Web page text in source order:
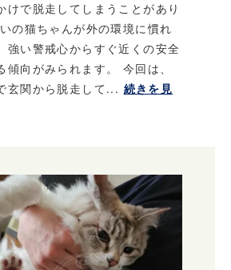
けで脱走してしまうことがあり
の猫ちゃんが外の環境に慣れ
強い警戒心からすぐ近くの安全
傾向がみられます。 今回は、
玄関から脱走して... 続きを見